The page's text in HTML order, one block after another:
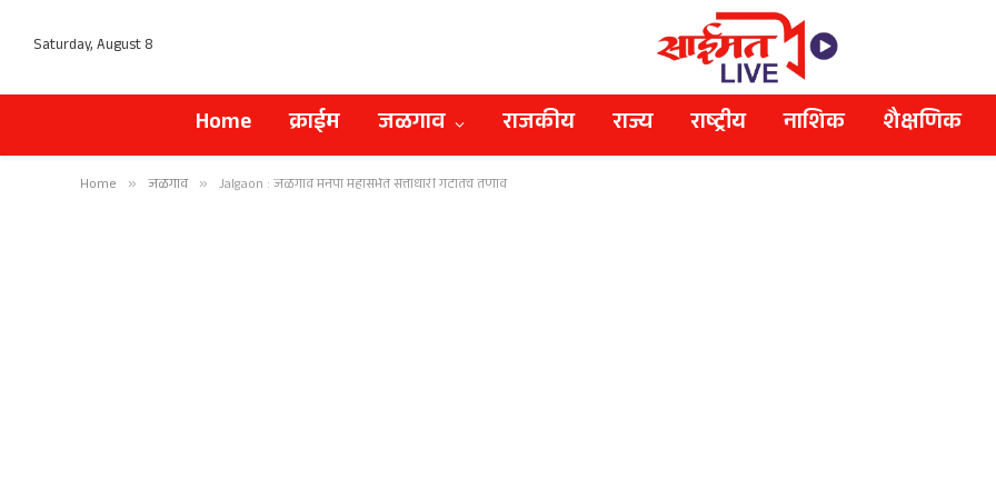
Saturday, August 8
Home क्राईम जळगाव राजकीय राज्य राष्ट्रीय नाशिक शैक्षणिक
Home » जळगाव » Jalgaon : जळगाव मनपा महासभेत सत्ताधारी गटातच तणाव